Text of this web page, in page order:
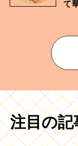
て
注目の記